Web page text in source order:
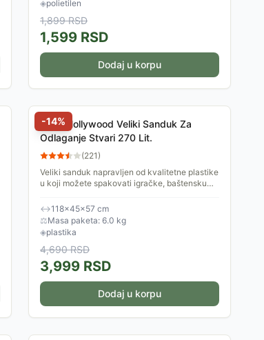
◈polietilen
1,899RSD
1,599 RSD
Dodaj u korpu
-14%
Keter Hollywood Veliki Sanduk Za
Odlaganje Stvari 270 Lit.
(221)
Veliki sanduk napravljen od kvalitetne plastike
u koji možete spakovati igračke, baštensku
staru ili...
↔118×45×57 cm
⚖Masa paketa: 6.0 kg
◈plastika
4,690RSD
3,999 RSD
Dodaj u korpu